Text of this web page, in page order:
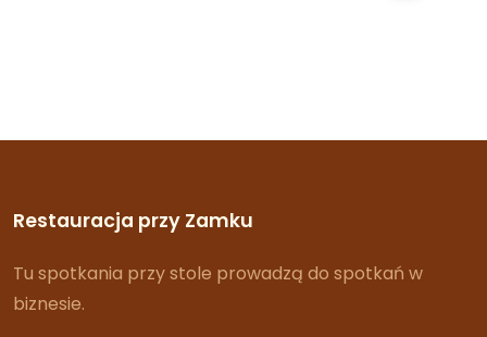
Restauracja przy Zamku
Tu spotkania przy stole prowadzą do spotkań w
biznesie.